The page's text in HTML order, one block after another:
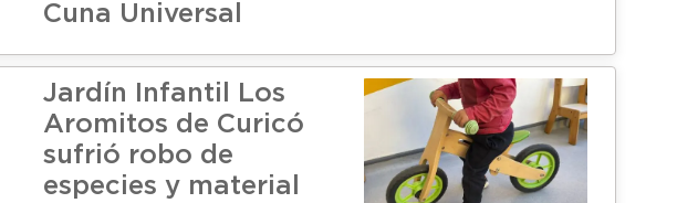
Cuna Universal
Jardín Infantil Los
Aromitos de Curicó
sufrió robo de
especies y material